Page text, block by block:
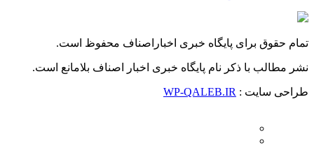
تمام حقوق برای پایگاه خبری اخباراصناف محفوظ است.
نشر مطالب با ذکر نام پایگاه خبری اخبار اصناف بلامانع است.
طراحی سایت : WP-QALEB.IR